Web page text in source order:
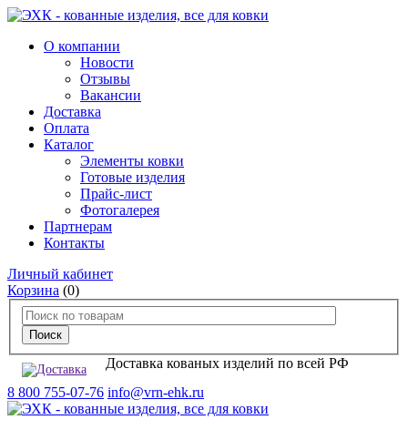
О компании
Новости
Отзывы
Вакансии
Доставка
Оплата
Каталог
Элементы ковки
Готовые изделия
Прайс-лист
Фотогалерея
Партнерам
Контакты
Личный кабинет
Корзина (0)
Доставка кованых изделий по всей РФ
8 800 755-07-76 info@vrn-ehk.ru